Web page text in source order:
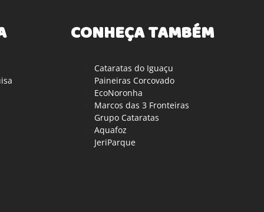
CONHEÇA TAMBÉM
Cataratas do Iguaçu
Paineiras Corcovado
EcoNoronha
Marcos das 3 Fronteiras
Grupo Cataratas
Aquafoz
JeriParque